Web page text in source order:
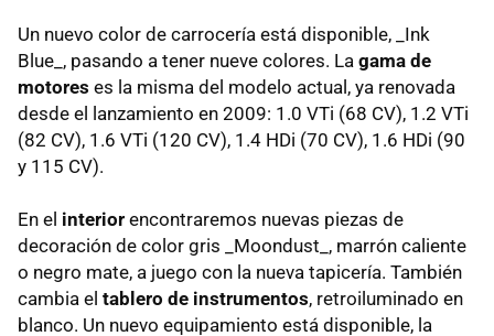
Un nuevo color de carrocería está disponible, _Ink
Blue_, pasando a tener nueve colores. La gama de
motores es la misma del modelo actual, ya renovada
desde el lanzamiento en 2009: 1.0 VTi (68 CV), 1.2 VTi
(82 CV), 1.6 VTi (120 CV), 1.4 HDi (70 CV), 1.6 HDi (90
y 115 CV).
En el interior encontraremos nuevas piezas de
decoración de color gris _Moondust_, marrón caliente
o negro mate, a juego con la nueva tapicería. También
cambia el tablero de instrumentos, retroiluminado en
blanco. Un nuevo equipamiento está disponible, la